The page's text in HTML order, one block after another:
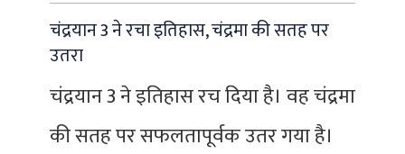
चंद्रयान 3 ने रचा इतिहास, चंद्रमा की सतह पर
उतरा
चंद्रयान 3 ने इतिहास रच दिया है। वह चंद्रमा
की सतह पर सफलतापूर्वक उतर गया है।